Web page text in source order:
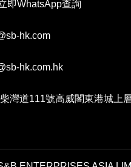
即WhatsApp查詢
hk.com
hk.com.hk
灣道111號高威閣東港城上